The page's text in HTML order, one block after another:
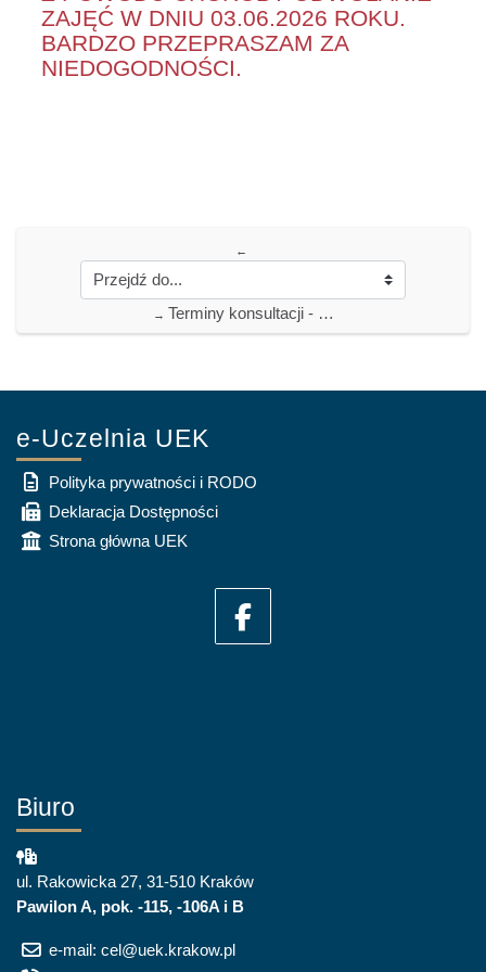
ZAJĘĆ W DNIU 03.06.2026 ROKU.
BARDZO PRZEPRASZAM ZA
NIEDOGODNOŚCI.
←
→ Terminy konsultacji - studia stacjonarne
e-Uczelnia UEK
Polityka prywatności i RODO
Deklaracja Dostępności
Strona główna UEK
Biuro
ul. Rakowicka 27, 31-510 Kraków
Pawilon A, pok. -115, -106A i B
e-mail: cel@uek.krakow.pl